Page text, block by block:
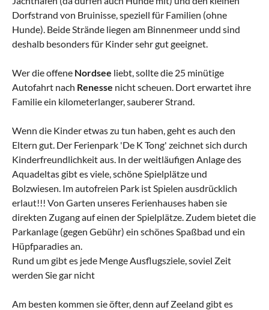
Dorfstrand von Bruinisse, speziell für Familien (ohne
Hunde). Beide Strände liegen am Binnenmeer undd sind
deshalb besonders für Kinder sehr gut geeignet.
Wer die offene Nordsee liebt, sollte die 25 minütige
Autofahrt nach Renesse nicht scheuen. Dort erwartet ihre
Familie ein kilometerlanger, sauberer Strand.
Wenn die Kinder etwas zu tun haben, geht es auch den
Eltern gut. Der Ferienpark 'De K Tong' zeichnet sich durch
Kinderfreundlichkeit aus. In der weitläufigen Anlage des
Aquadeltas gibt es viele, schöne Spielplätze und
Bolzwiesen. Im autofreien Park ist Spielen ausdrücklich
erlaut!!! Von Garten unseres Ferienhauses haben sie
direkten Zugang auf einen der Spielplätze. Zudem bietet die
Parkanlage (gegen Gebühr) ein schönes Spaßbad und ein
Hüpfparadies an.
Rund um gibt es jede Menge Ausflugsziele, soviel Zeit
werden Sie gar nicht
Am besten kommen sie öfter, denn auf Zeeland gibt es